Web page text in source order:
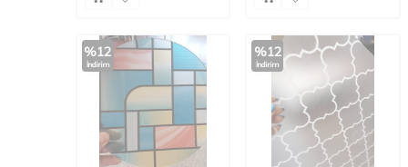
%12
İndirim
%12
İndirim